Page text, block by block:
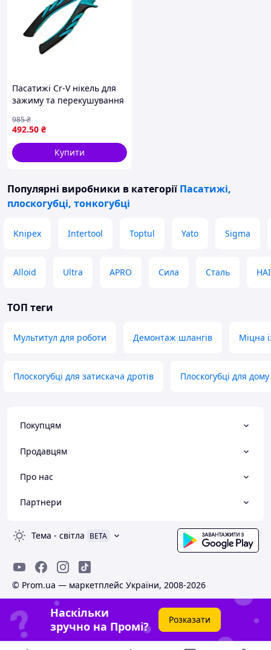
Пасатижі Cr-V нікель для
зажиму та перекушування
ергономічними ручками
180 мм
492.50 ₴
985₴
Купити
Популярні виробники в категорії Пасатижі,
плоскогубці, тонкогубці
Knipex Intertool Toptul Yato Sigma
Alloid Ultra APRO Сила Сталь
ТОП теги
Мультитул для роботи Демонтаж шлангів Міцна
Плоскогубці для затискача дротів Плоскогубці для
Покупцям
Продавцям
Про нас
Партнери
Тема - світла BETA
© Prom.ua — маркетплейс України, 2008-2026
Наскільки
зручно на Промі?
Розказати